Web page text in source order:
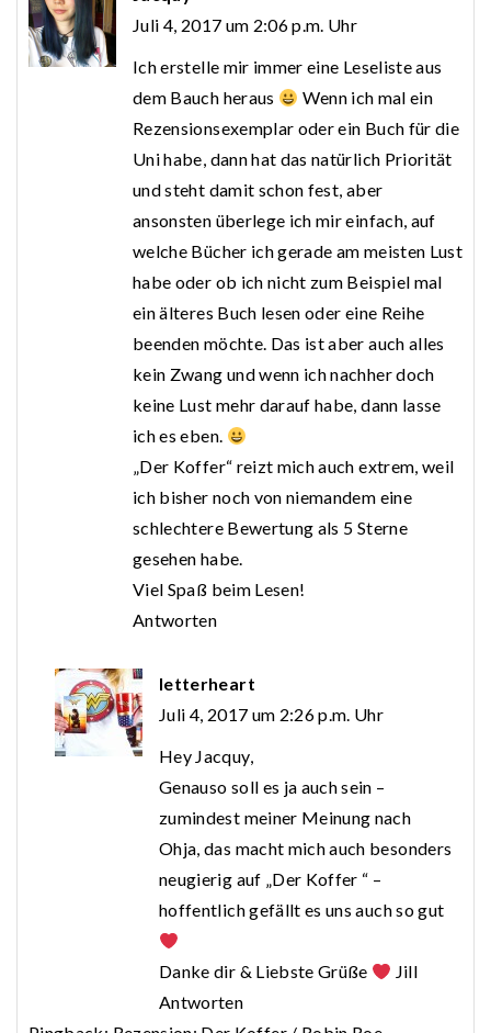
Juli 4, 2017 um 2:06 p.m. Uhr
Ich erstelle mir immer eine Leseliste aus
dem Bauch heraus
Wenn ich mal ein
Rezensionsexemplar oder ein Buch für die
Uni habe, dann hat das natürlich Priorität
und steht damit schon fest, aber
ansonsten überlege ich mir einfach, auf
welche Bücher ich gerade am meisten Lust
habe oder ob ich nicht zum Beispiel mal
ein älteres Buch lesen oder eine Reihe
beenden möchte. Das ist aber auch alles
kein Zwang und wenn ich nachher doch
keine Lust mehr darauf habe, dann lasse
ich es eben.
„Der Koffer“ reizt mich auch extrem, weil
ich bisher noch von niemandem eine
schlechtere Bewertung als 5 Sterne
gesehen habe.
Viel Spaß beim Lesen!
Antworten
letterheart
Juli 4, 2017 um 2:26 p.m. Uhr
Hey Jacquy,
Genauso soll es ja auch sein –
zumindest meiner Meinung nach
Ohja, das macht mich auch besonders
neugierig auf „Der Koffer “ –
hoffentlich gefällt es uns auch so gut
Danke dir & Liebste Grüße
Jill
Antworten